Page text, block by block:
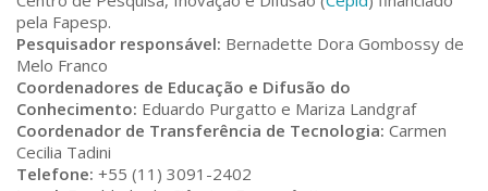
pela Fapesp.
Pesquisador responsável: Bernadette Dora Gombossy de
Melo Franco
Coordenadores de Educação e Difusão do
Conhecimento: Eduardo Purgatto e Mariza Landgraf
Coordenador de Transferência de Tecnologia: Carmen
Cecilia Tadini
Telefone: +55 (11) 3091-2402